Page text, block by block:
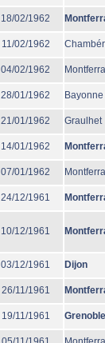
18/02/1962
11/02/1962
04/02/1962
28/01/1962 Bayonne
21/01/1962 Graulhet
14/01/1962
07/01/1962
24/12/1961
10/12/1961
03/12/1961 Dijon
26/11/1961
19/11/1961 Grenoble